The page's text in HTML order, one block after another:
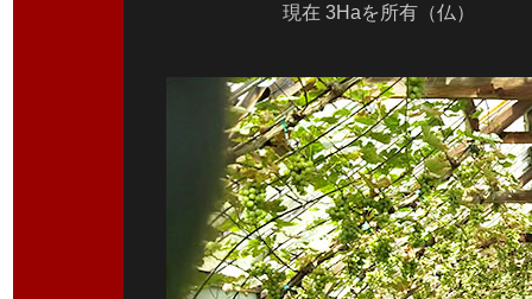
現在 3Haを所有（仏）